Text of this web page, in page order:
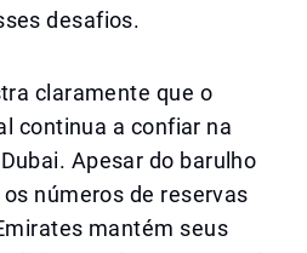
desafios.
claramente que o
continua a confiar na
Apesar do barulho
números de reservas
mantém seus